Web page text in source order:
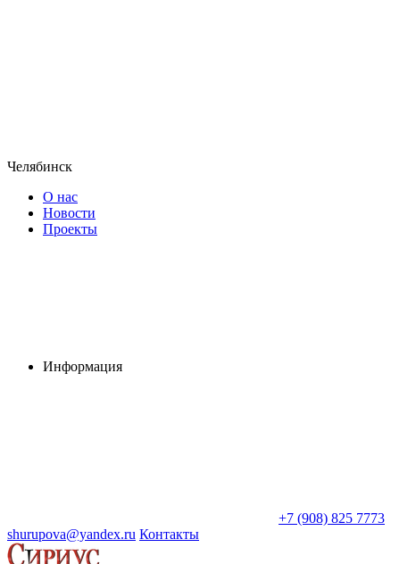
Челябинск
О нас
Новости
Проекты
Информация
+7 (908) 825 7773
shurupova@yandex.ru Контакты